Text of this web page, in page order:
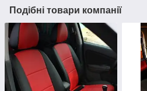
Подібні товари компанії